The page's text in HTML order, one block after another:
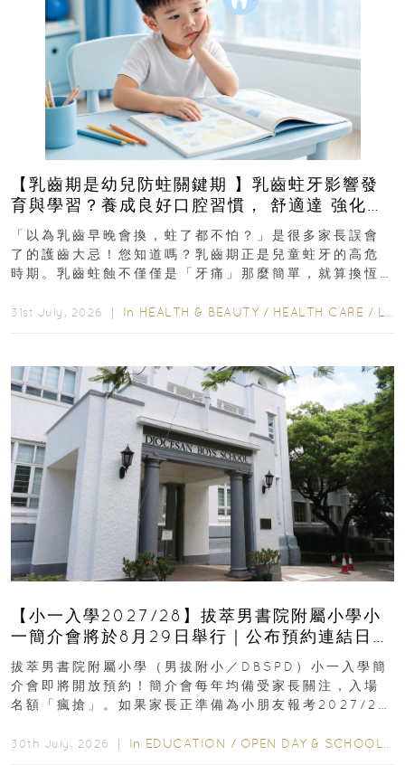
【乳齒期是幼兒防蛀關鍵期 】乳齒蛀牙影響發
育與學習？養成良好口腔習慣， 舒適達 強化琺
瑯質 兒童牙膏防護指南
「以為乳齒早晚會換，蛀了都不怕？」是很多家長誤會
了的護齒大忌！您知道嗎？乳齒期正是兒童蛀牙的高危
時期。乳齒蛀蝕不僅僅是「牙痛」那麼簡單，就算換恆
31st July, 2026 ｜ In HEALTH & BEAUTY / HEALTH CARE / LIFESTYLE
【小一入學2027/28】拔萃男書院附屬小學小
一簡介會將於8月29日舉行｜公布預約連結日期
｜更設有網上重溫
拔萃男書院附屬小學（男拔附小／DBSPD）小一入學簡
介會即將開放預約！簡介會每年均備受家長關注，入場
名額「瘋搶」。如果家長正準備為小朋友報考2027/28
30th July, 2026 ｜ In EDUCATION / OPEN DAY & SCHOOL EVENTS